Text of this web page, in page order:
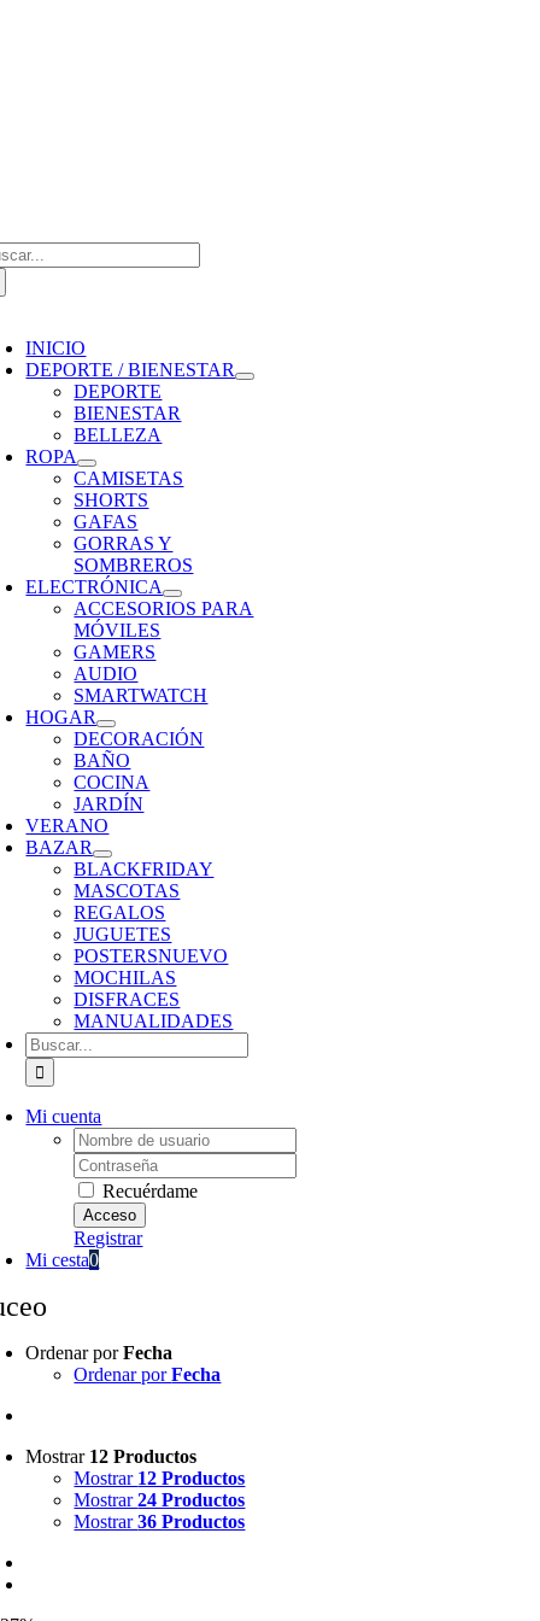
INICIO
DEPORTE / BIENESTAR
DEPORTE
BIENESTAR
BELLEZA
ROPA
CAMISETAS
SHORTS
GAFAS
GORRAS Y
SOMBREROS
ELECTRÓNICA
ACCESORIOS PARA
MÓVILES
GAMERS
AUDIO
SMARTWATCH
HOGAR
DECORACIÓN
BAÑO
COCINA
JARDÍN
VERANO
BAZAR
BLACKFRIDAY
MASCOTAS
REGALOS
JUGUETES
POSTERSNUEVO
MOCHILAS
DISFRACES
MANUALIDADES
Buscar:
Mi cuenta
Username:
Password:
Recuérdame
Registrar
Mi cesta0
Ordenar porFecha
Ordenar porFecha
Mostrar 12 Productos
Mostrar 12 Productos
Mostrar24 Productos
Mostrar36 Productos